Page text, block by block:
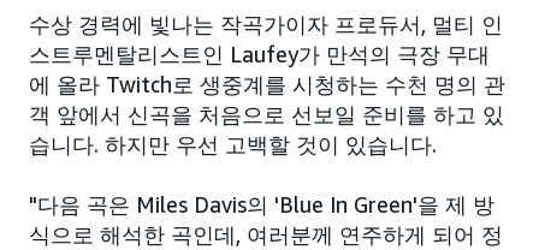
수상 경력에 빛나는 작곡가이자 프로듀서, 멀티 인
스트루멘탈리스트인 Laufey가 만석의 극장 무대
에 올라 Twitch로 생중계를 시청하는 수천 명의 관
객 앞에서 신곡을 처음으로 선보일 준비를 하고 있
습니다. 하지만 우선 고백할 것이 있습니다.
"다음 곡은 Miles Davis의 'Blue In Green'을 제 방
식으로 해석한 곡인데, 여러분께 연주하게 되어 정